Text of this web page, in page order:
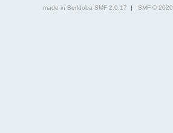
made in Berldoba SMF 2.0.17 | SMF © 2020